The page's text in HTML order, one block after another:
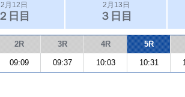
2月12日
２日目
2月13日
３日目
2R 3R 4R 5R
09:09 09:37 10:03 10:31